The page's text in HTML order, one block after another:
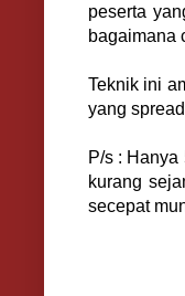
peserta
bagaimana
Teknik ini
yang
P/s :
kurang
secepat